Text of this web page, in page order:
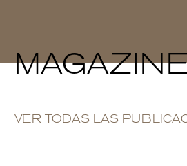
VER TODAS LAS